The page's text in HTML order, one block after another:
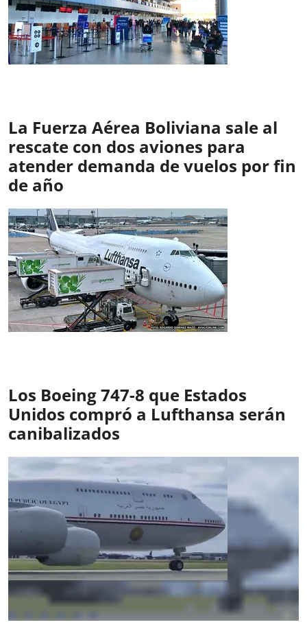
La Fuerza Aérea Boliviana sale al
rescate con dos aviones para
atender demanda de vuelos por fin
de año
Los Boeing 747-8 que Estados
Unidos compró a Lufthansa serán
canibalizados